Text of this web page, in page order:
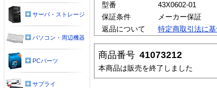
型番
43X0602-01
保証条件
メーカー保証
返品について
特定商取引法に
商品番号 41073212
本商品は販売を終了しました
サーバ・ストレージ
パソコン・周辺機器
PCパーツ
サプライ